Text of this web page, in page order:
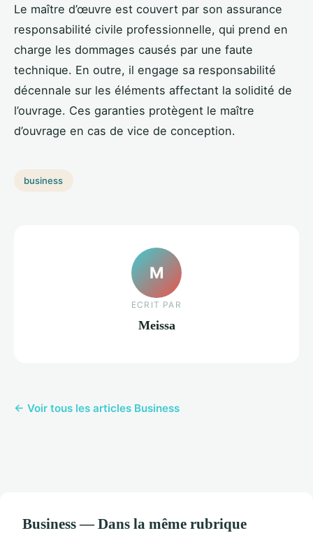
Le maître d’œuvre est couvert par son assurance
responsabilité civile professionnelle, qui prend en
charge les dommages causés par une faute
technique. En outre, il engage sa responsabilité
décennale sur les éléments affectant la solidité de
l’ouvrage. Ces garanties protègent le maître
d’ouvrage en cas de vice de conception.
business
M
ECRIT PAR
Meissa
← Voir tous les articles Business
Business — Dans la même rubrique